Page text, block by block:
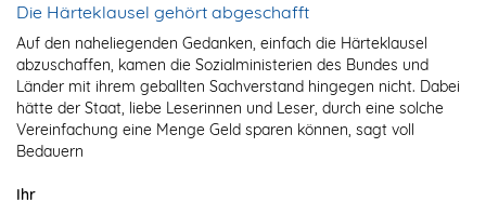
Die Härteklausel gehört abgeschafft
Auf den naheliegenden Gedanken, einfach die Härteklausel
abzuschaffen, kamen die Sozialministerien des Bundes und
Länder mit ihrem geballten Sachverstand hingegen nicht. Dabei
hätte der Staat, liebe Leserinnen und Leser, durch eine solche
Vereinfachung eine Menge Geld sparen können, sagt voll
Bedauern
Ihr